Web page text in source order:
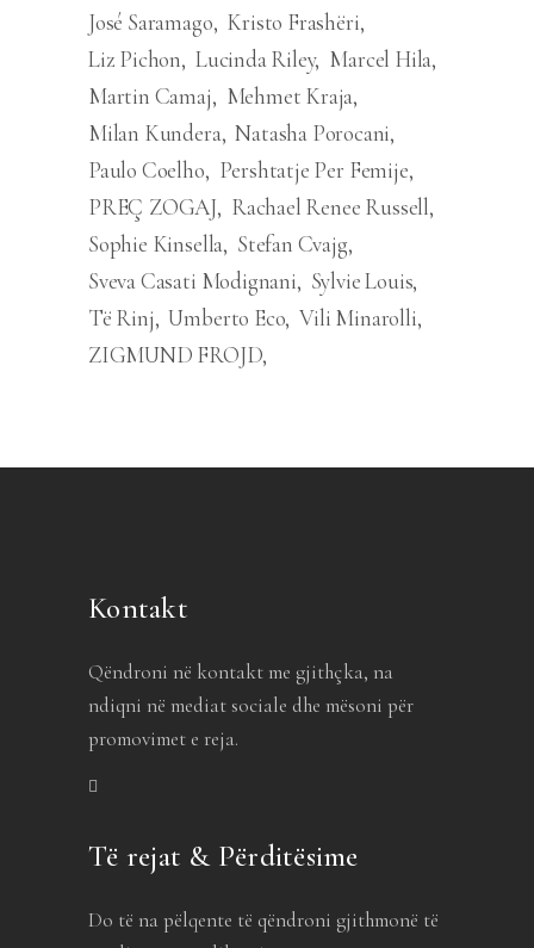
José Saramago Kristo Frashëri
Liz Pichon Lucinda Riley Marcel Hila
Martin Camaj
Mehmet Kraja
Milan Kundera Natasha Porocani
Paulo Coelho
Pershtatje Per Femije
PREÇ ZOGAJ
Rachael Renee Russell
Sophie Kinsella Stefan Cvajg
Sveva Casati Modignani
Sylvie Louis
Të Rinj Umberto Eco Vili Minarolli
ZIGMUND FROJD
Kontakt
Qëndroni në kontakt me gjithçka, na
ndiqni në mediat sociale dhe mësoni për
promovimet e reja.
Të rejat & Përditësime
Do të na pëlqente të qëndroni gjithmonë të